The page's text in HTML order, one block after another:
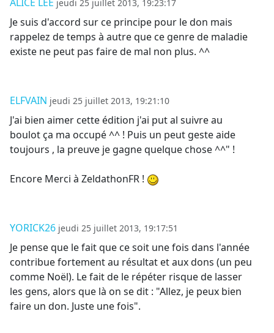
jeudi 25 juillet 2013, 19:23:17
Je suis d'accord sur ce principe pour le don mais
rappelez de temps à autre que ce genre de maladie
existe ne peut pas faire de mal non plus. ^^
ELFVAIN jeudi 25 juillet 2013, 19:21:10
J'ai bien aimer cette édition j'ai put al suivre au
boulot ça ma occupé ^^ ! Puis un peut geste aide
toujours , la preuve je gagne quelque chose ^^" !
Encore Merci à ZeldathonFR !
YORICK26 jeudi 25 juillet 2013, 19:17:51
Je pense que le fait que ce soit une fois dans l'année
contribue fortement au résultat et aux dons (un peu
comme Noël). Le fait de le répéter risque de lasser
les gens, alors que là on se dit : "Allez, je peux bien
faire un don. Juste une fois".